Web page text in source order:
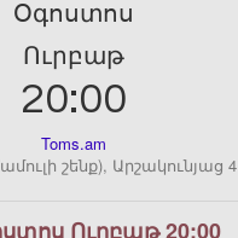
Օգոստոս
Ուրբաթ
20:00
Toms.am
շենք), Արշակունյաց 4
Ուրբաթ 20:00